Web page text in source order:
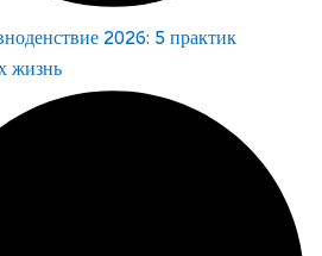
2026: 5 практик
жизнь